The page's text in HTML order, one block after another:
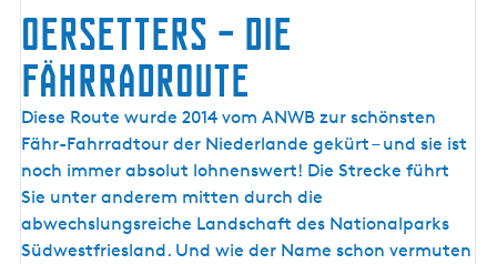
e
e
r
k
ü
s
t
e
Oersetters – die
Fährradroute
O
e
r
s
e
t
Diese Route wurde 2014 vom ANWB zur schönsten
Fähr-Fahrradtour der Niederlande gekürt – und sie ist
noch immer absolut lohnenswert! Die Strecke führt
Sie unter anderem mitten durch die
abwechslungsreiche Landschaft des Nationalparks
Südwestfriesland. Und wie der Name schon vermuten